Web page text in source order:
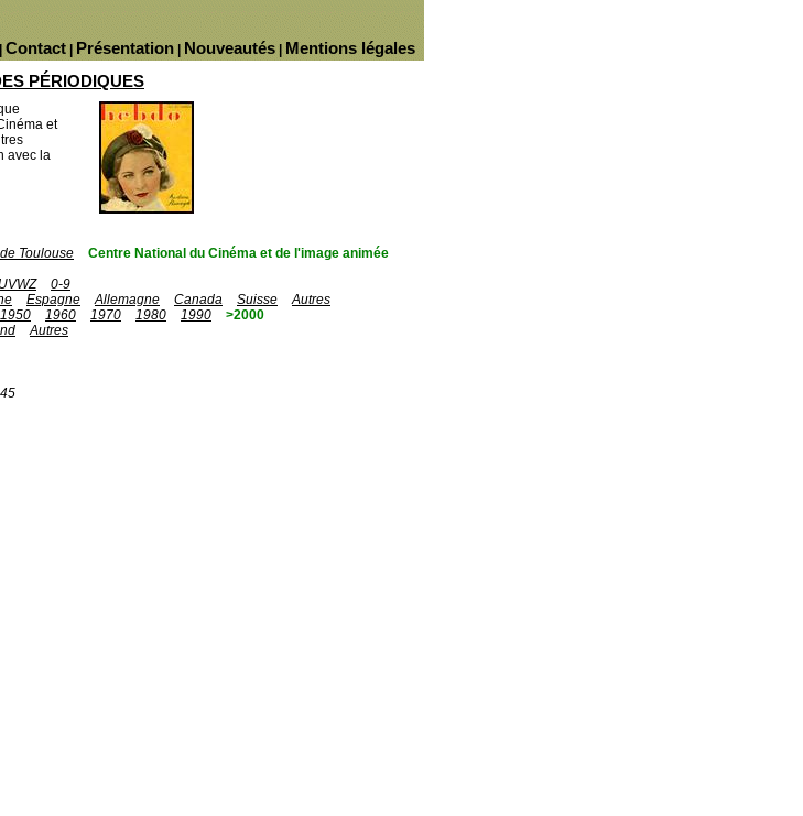
Mentions légales
Nouveautés
Présentation
Contact
PÉRIODIQUES
et
avec la
Toulouse
Centre National du Cinéma et de l'image animée
0-9
Espagne Allemagne Canada Suisse
Autres
1950 1960 1970 1980 1990
>2000
Autres